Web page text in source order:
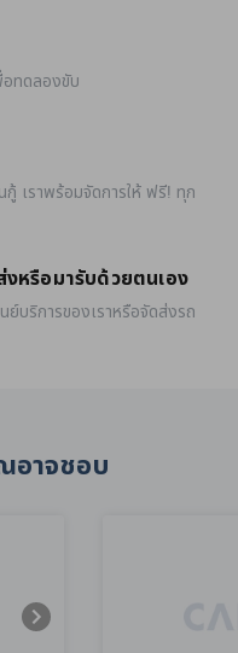
อทดลองขับ
กู้ เราพร้อมจัดการให้ ฟรี! ทุก
งหรือมารับด้วยตนเอง
บริการของเราหรือจัดส่งรถ
าจชอบ